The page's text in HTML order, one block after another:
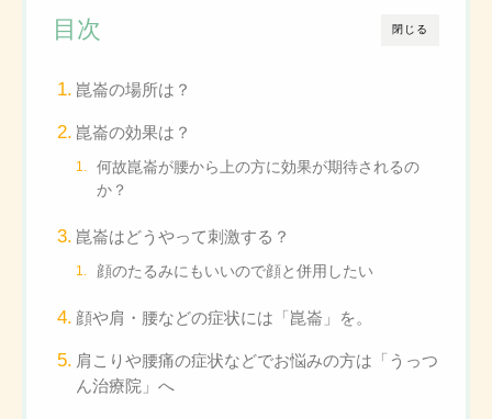
閉じる
目次
崑崙の場所は？
崑崙の効果は？
何故崑崙が腰から上の方に効果が期待されるの
か？
崑崙はどうやって刺激する？
顔のたるみにもいいので顔と併用したい
顔や肩・腰などの症状には「崑崙」を。
肩こりや腰痛の症状などでお悩みの方は「うっつ
ん治療院」へ